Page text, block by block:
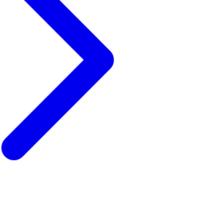
GPT에게 발표 자료에 적합한 이미지나
도 있습니다. 책에서는 엑셀 및 파워포인
인 프롬프트 예시를 제공하며, 실제 작
명하여 독자들이 쉽게 따라 할 수 있도
네? 챗GPT 입문》을 통해 챗GPT를 활
인트 작업 시간을 단축하고 생산성을 향